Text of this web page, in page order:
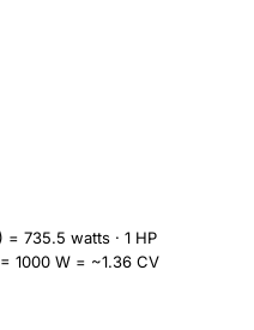
= 735.5 watts · 1 HP
1000 W = ~1.36 CV